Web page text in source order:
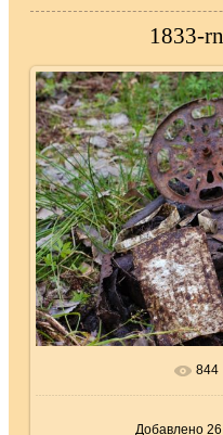
1833-
В реальном844
Добавлено